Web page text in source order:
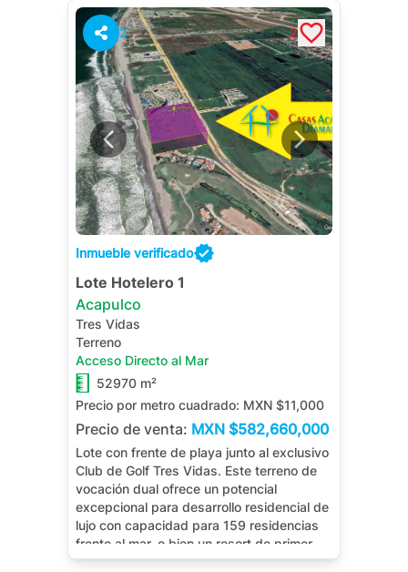
2 2
Inmueble verificado
Lote Hotelero 1
Acapulco
Tres Vidas
Terreno
Acceso Directo al Mar
52970 m²
Precio por metro cuadrado: MXN $11,000
Precio de venta: MXN $582,660,000
Lote con frente de playa junto al exclusivo
Club de Golf Tres Vidas. Este terreno de
vocación dual ofrece un potencial
excepcional para desarrollo residencial de
lujo con capacidad para 159 residencias
frente al mar, o bien un resort de primer
nivel con hasta 572 llaves hoteleras.